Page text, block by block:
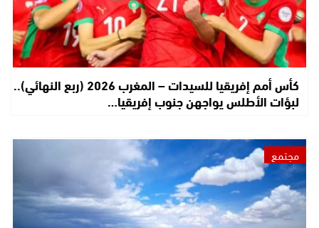
كأس أمم إفريقيا للسيدات – المغرب 2026 (ربع النهائي)..
لبؤات الأطلس يواجهن جنوب إفريقيا…
مجتمع